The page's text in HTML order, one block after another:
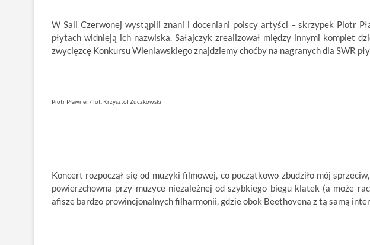
W Sali Czerwonej wystąpili znani i doceniani polscy artyści – skrzypek Piotr
płytach widnieją ich nazwiska. Sałajczyk zrealizował między innymi komplet
zwycięzcę Konkursu Wieniawskiego znajdziemy choćby na nagranych dla SWR
Piotr Pławner / fot. Krzysztof Zuczkowski
Koncert rozpoczął się od muzyki filmowej, co początkowo zbudziło mój
powierzchowna przy muzyce niezależnej od szybkiego biegu klatek (a może
afisze bardzo prowincjonalnych filharmonii, gdzie obok Beethovena z tą samą